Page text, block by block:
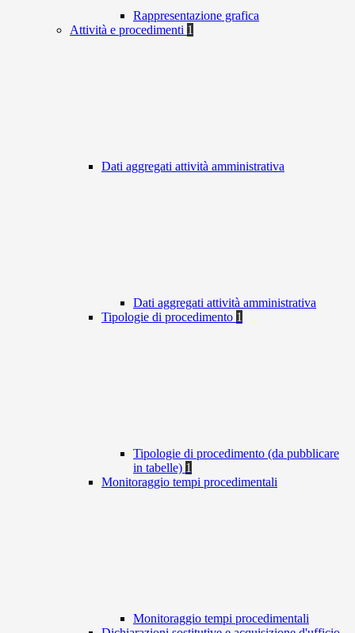
Rappresentazione grafica
Attività e procedimenti 1
Dati aggregati attività amministrativa
Dati aggregati attività amministrativa
Tipologie di procedimento 1
Tipologie di procedimento (da pubblicare
in tabelle) 1
Monitoraggio tempi procedimentali
Monitoraggio tempi procedimentali